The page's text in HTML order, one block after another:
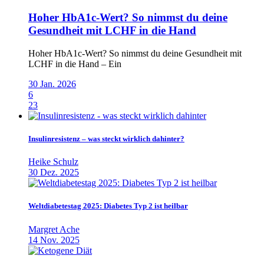
Hoher HbA1c-Wert? So nimmst du deine
Gesundheit mit LCHF in die Hand
Hoher HbA1c-Wert? So nimmst du deine Gesundheit mit
LCHF in die Hand – Ein
30 Jan. 2026
6
23
Insulinresistenz – was steckt wirklich dahinter?
Heike Schulz
30 Dez. 2025
Weltdiabetestag 2025: Diabetes Typ 2 ist heilbar
Margret Ache
14 Nov. 2025